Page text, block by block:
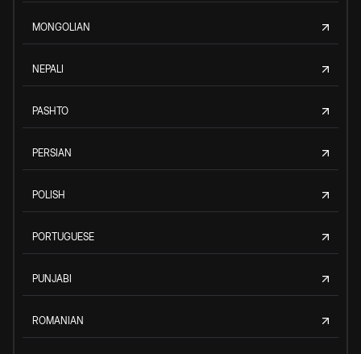
MONGOLIAN
NEPALI
PASHTO
PERSIAN
POLISH
PORTUGUESE
PUNJABI
ROMANIAN